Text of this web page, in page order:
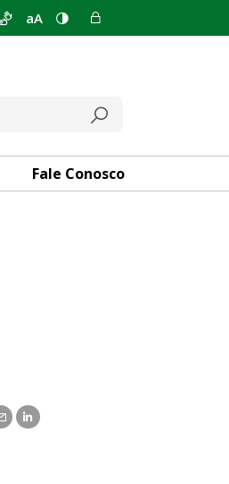
aA
Fale Conosco